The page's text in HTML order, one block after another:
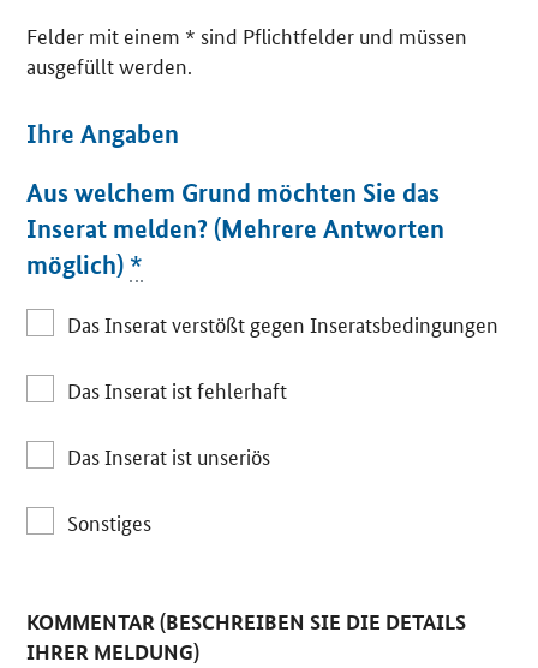
Felder mit einem * sind Pflichtfelder und müssen
ausgefüllt werden.
Ihre Angaben
Aus welchem Grund möchten Sie das
Inserat melden? (Mehrere Antworten
möglich) *
Das Inserat verstößt gegen Inseratsbedingungen
Das Inserat ist fehlerhaft
Das Inserat ist unseriös
Sonstiges
KOMMENTAR (BESCHREIBEN SIE DIE DETAILS
IHRER MELDUNG)